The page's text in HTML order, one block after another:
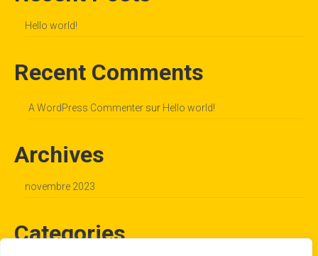
Hello world!
Recent Comments
A WordPress Commenter sur Hello world!
Archives
novembre 2023
Categories